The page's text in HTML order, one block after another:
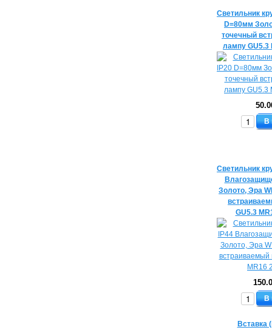
Светильник
D=80мм
точечный
лампу GU5.3
В
Светильник
Золото, Эра
GU5.3
В
Вставка